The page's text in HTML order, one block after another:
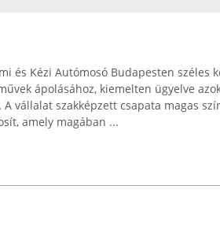
és Kézi Autómosó Budapesten széles
ápolásához, kiemelten ügyelve
A vállalat szakképzett csapata magas
amely magában ...